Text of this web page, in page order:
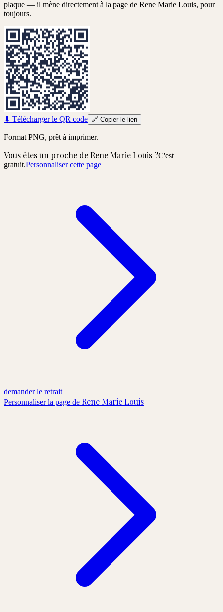
plaque — il mène directement à la page de Rene Marie Louis, pour
toujours.
⬇ Télécharger le QR code 🔗 Copier le lien
Format PNG, prêt à imprimer.
Vous êtes un proche de Rene Marie Louis ?C'est
gratuit.Personnaliser cette page
demander le retrait
Personnaliser la page de Rene Marie Louis